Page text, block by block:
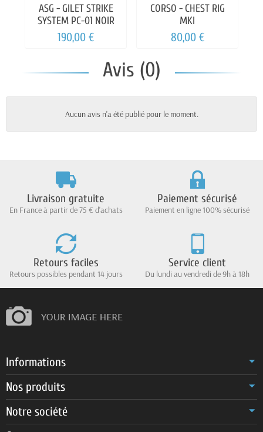
ASG - GILET STRIKE
SYSTEM PC-01 NOIR
190,00 €
CORSO - CHEST RIG
MKI
80,00 €
Avis (0)
Aucun avis n'a été publié pour le moment.
Livraison gratuite
En France à partir de 75 € d'achats
Paiement sécurisé
Paiement en ligne 100% sécurisé
Retours faciles
Retours possibles pendant 14 jours
Service client
Du lundi au vendredi de 9h à 18h
Informations
Nos produits
Notre société